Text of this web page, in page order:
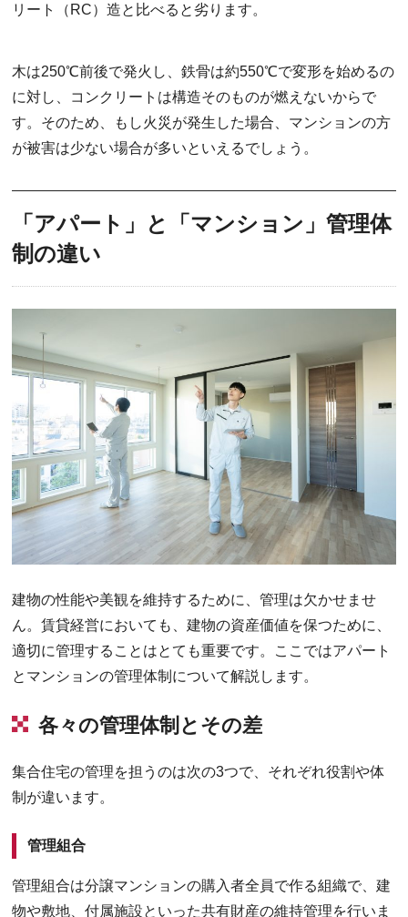
リート（RC）造と比べると劣ります。
木は250℃前後で発火し、鉄骨は約550℃で変形を始めるの
に対し、コンクリートは構造そのものが燃えないからで
す。そのため、もし火災が発生した場合、マンションの方
が被害は少ない場合が多いといえるでしょう。
「アパート」と「マンション」管理体
制の違い
建物の性能や美観を維持するために、管理は欠かせませ
ん。賃貸経営においても、建物の資産価値を保つために、
適切に管理することはとても重要です。ここではアパート
とマンションの管理体制について解説します。
各々の管理体制とその差
集合住宅の管理を担うのは次の3つで、それぞれ役割や体
制が違います。
管理組合
管理組合は分譲マンションの購入者全員で作る組織で、建
物や敷地、付属施設といった共有財産の維持管理を行いま